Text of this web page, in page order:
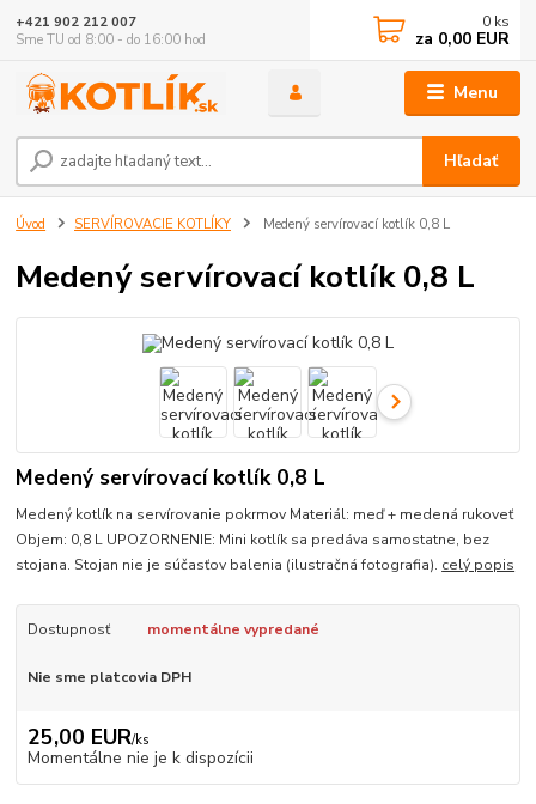
Menu
Hľadať
+421 902 212 007
Sme TU od 8:00 - do 16:00 hod
0 ks
za 0,00 EUR
Úvod SERVÍROVACIE KOTLÍKY Medený servírovací kotlík 0,8 L
Medený servírovací kotlík 0,8 L
Medený servírovací kotlík 0,8 L
Medený kotlík na servírovanie pokrmov Materiál: meď + medená rukoveť
Objem: 0,8 L UPOZORNENIE: Mini kotlík sa predáva samostatne, bez
stojana. Stojan nie je súčasťov balenia (ilustračná fotografia). celý popis
Dostupnosť momentálne vypredané
Nie sme platcovia DPH
25,00 EUR/ks
Momentálne nie je k dispozícii